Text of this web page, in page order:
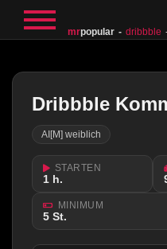
mrpopular dribbble
Dribbble
AI[M] weiblich
STARTEN
1 h.
MINIMUM
5 St.